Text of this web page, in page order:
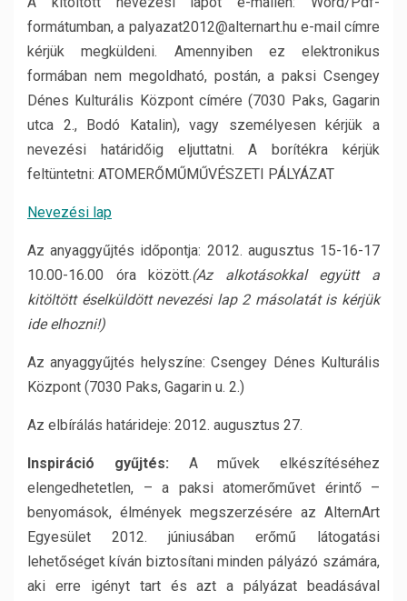
formátumban, a palyazat2012@alternart.hu e-mail címre
kérjük megküldeni. Amennyiben ez elektronikus
formában nem megoldható, postán, a paksi Csengey
Dénes Kulturális Központ címére (7030 Paks, Gagarin
utca 2., Bodó Katalin), vagy személyesen kérjük a
nevezési határidőig eljuttatni. A borítékra kérjük
feltüntetni: ATOMERŐMŰMŰVÉSZETI PÁLYÁZAT
Nevezési lap
Az anyaggyűjtés időpontja: 2012. augusztus 15-16-17
10.00-16.00 óra között.(Az alkotásokkal együtt a
kitöltött éselküldött nevezési lap 2 másolatát is kérjük
ide elhozni!)
Az anyaggyűjtés helyszíne: Csengey Dénes Kulturális
Központ (7030 Paks, Gagarin u. 2.)
Az elbírálás határideje: 2012. augusztus 27.
Inspiráció gyűjtés: A művek elkészítéséhez
elengedhetetlen, – a paksi atomerőművet érintő –
benyomások, élmények megszerzésére az AlternArt
Egyesület 2012. júniusában erőmű látogatási
lehetőséget kíván biztosítani minden pályázó számára,
aki erre igényt tart és azt a pályázat beadásával